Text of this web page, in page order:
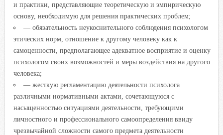
и практики, представляющие теоретическую и эмпирическую
основу, необходимую для решения практических проблем;
— обязательность неукоснительного соблюдения психологом
этических норм, отношение к другому человеку как к
самоценности, предполагающее адекватное восприятие и оценку
психологом своих возможностей и меры воздействия на другого
человека;
— жесткую регламентацию деятельности психолога
различными нормативными актами, сочетающуюся с
насыщенностью ситуациями деятельности, требующими
личностного и профессионального самоопределения ввиду
чрезвычайной сложности самого предмета деятельности